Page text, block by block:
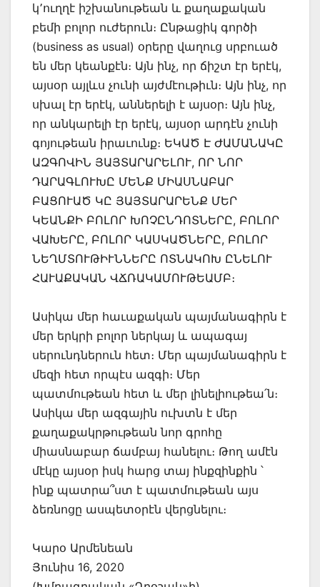
կ՚ուղղէ իշխանութեան և քաղաքական
բեմի բոլոր ուժերուն։ Ընթացիկ գործի
(business as usual) օրերը վաղուց սրբուած
են մեր կեանքէն։ Այն ինչ, որ ճիշտ էր երէկ,
այսօր այլևս չունի այժմէութիւն։ Այն ինչ, որ
սխալ էր երէկ, աններելի է այսօր։ Այն ինչ,
որ անկարելի էր երէկ, այսօր արդէն չունի
գոյութեան իրաւունք։ ԵԿԱԾ Է ԺԱՄԱՆԱԿԸ
ԱԶԳՈՎԻՆ ՅԱՅՏԱՐԱՐԵԼՈՒ, ՈՐ ՆՈՐ
ԴԱՐԱԳԼՈՒԽԸ ՄԵՆՔ ՄԻԱՍՆԱԲԱՐ
ԲԱՑՈՒԱԾ ԿԸ ՅԱՅՏԱՐԱՐԵՆՔ ՄԵՐ
ԿԵԱՆՔԻ ԲՈԼՈՐ ԽՈՉԸՆԴՈՏՆԵՐԸ, ԲՈԼՈՐ
ՎԱԽԵՐԸ, ԲՈԼՈՐ ԿԱՍԿԱԾՆԵՐԸ, ԲՈԼՈՐ
ՆԵՂՄՏՈՒԹԻՒՆՆԵՐԸ ՈՏՆԱԿՈԽ ԸՆԵԼՈՒ
ՀԱՒԱՔԱԿԱՆ ՎՃՌԱԿԱՄՈՒԹԵԱՄԲ։
Ասիկա մեր հաւաքական պայմանագիրն է
մեր երկրի բոլոր ներկայ և ապագայ
սերունդներուն հետ։ Մեր պայմանագիրն է
մեզի հետ որպէս ազգի։ Մեր
պատմութեան հետ և մեր լինելիութեա՛ն։
Ասիկա մեր ազգային ուխտն է մեր
քաղաքակրթութեան նոր գրոհը
միասնաբար ճամբայ հանելու։ Թող ամէն
մէկը այսօր իսկ հարց տայ ինքզինքին ՝
ինք պատրա՞ստ է պատմութեան այս
ձեռնոցը ասպետօրէն վերցնելու։
Կարօ Արմենեան
Յունիս 16, 2020